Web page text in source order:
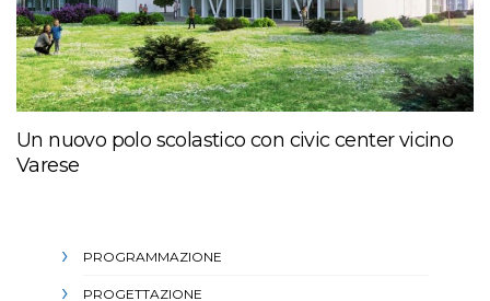
Un nuovo polo scolastico con civic center vicino
Varese
PROGRAMMAZIONE
PROGETTAZIONE